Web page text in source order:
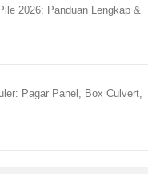
2026: Panduan Lengkap &
Pagar Panel, Box Culvert,